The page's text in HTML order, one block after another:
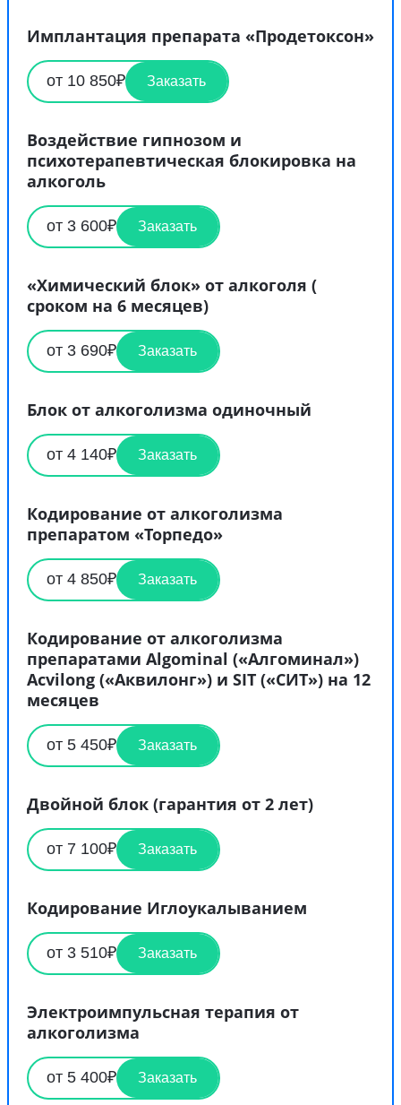
Имплантация препарата «Продетоксон»
от 10 850₽ Заказать
Воздействие гипнозом и
психотерапевтическая блокировка на
алкоголь
от 3 600₽ Заказать
«Химический блок» от алкоголя (
сроком на 6 месяцев)
от 3 690₽ Заказать
Блок от алкоголизма одиночный
от 4 140₽ Заказать
Кодирование от алкоголизма
препаратом «Торпедо»
от 4 850₽ Заказать
Кодирование от алкоголизма
препаратами Algominal («Алгоминал»)
Acvilong («Аквилонг») и SIT («СИТ») на 12
месяцев
от 5 450₽ Заказать
Двойной блок (гарантия от 2 лет)
от 7 100₽ Заказать
Кодирование Иглоукалыванием
от 3 510₽ Заказать
Электроимпульсная терапия от
алкоголизма
от 5 400₽ Заказать